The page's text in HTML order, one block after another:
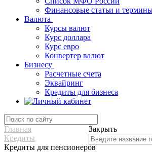
Финансовые статьи и
Валюта
Курсы валют
Курс доллара
Курс евро
Конвертер валют
Бизнесу
Расчетные счета
Эквайринг
Кредиты для бизнеса
Закрыть
Главная
Кредиты
Кредиты для пенсионеров